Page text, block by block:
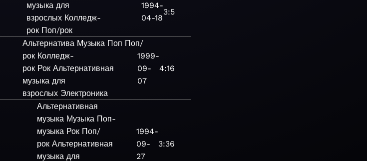
музыка для
взрослых Колледж-
рок Поп/рок
1994-
04-18
3:5
Альтернатива Музыка Поп Поп/
рок Колледж-
рок Рок Альтернативная
музыка для
взрослых Электроника
1999-
09-
07
4:16
Альтернативная
музыка Музыка Поп-
музыка Рок Поп/
рок Альтернативная
музыка для
1994-
09-
27
3:36